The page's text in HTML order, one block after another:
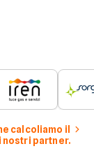
calcoliamo il
nostri partner.